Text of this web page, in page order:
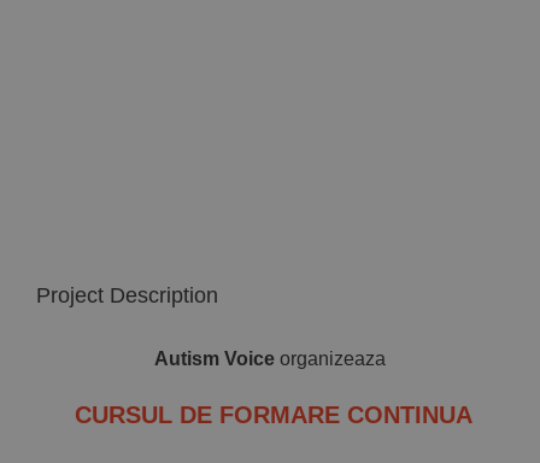
Project Description
Autism Voice organizeaza
CURSUL DE FORMARE CONTINUA